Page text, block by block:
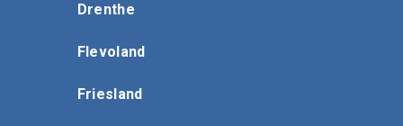
Drenthe
Flevoland
Friesland